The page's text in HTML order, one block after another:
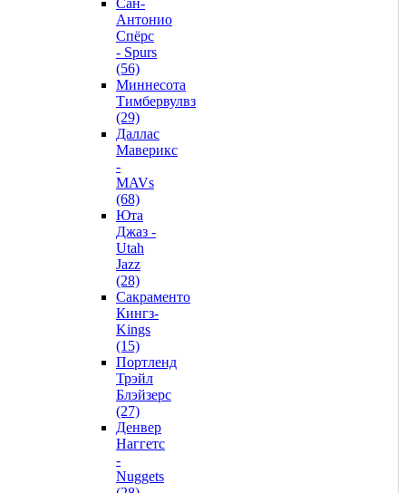
Антонио
Спёрс
- Spurs
(56)
Миннесота
Тимбервулвз
(29)
Даллас
Маверикс
-
MAVs
(68)
Юта
Джаз -
Utah
Jazz
(28)
Сакраменто
Кингз-
Kings
(15)
Портленд
Трэйл
Блэйзерс
(27)
Денвер
Наггетс
-
Nuggets